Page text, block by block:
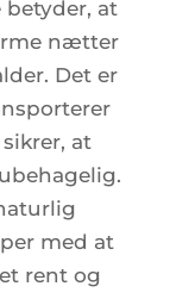
betyder, at
nætter
Det er
at
med at
rent og